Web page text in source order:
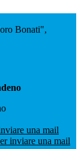
Bonati",
una mail
inviare una mail